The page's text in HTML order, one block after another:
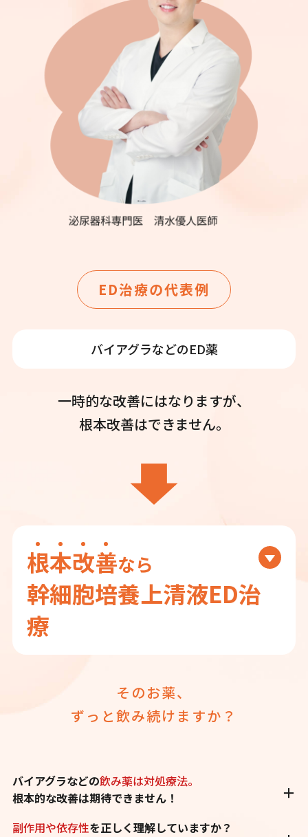
ED治療の代表例
バイアグラなどのED薬
一時的な改善にはなりますが、
根本改善はできません。
根本改善なら
幹細胞培養上清液ED治
療
そのお薬、
ずっと飲み続けますか？
バイアグラなどの飲み薬は対処療法。
根本的な改善は期待できません！
副作用や依存性を正しく理解していますか？